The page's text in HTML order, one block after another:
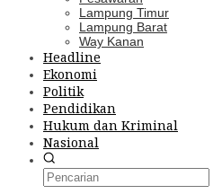
Lampung Timur
Lampung Barat
Way Kanan
Headline
Ekonomi
Politik
Pendidikan
Hukum dan Kriminal
Nasional